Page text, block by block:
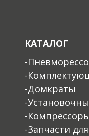
КАТАЛОГ
-
-
-Домкраты
-
-Компрессоры
-Запчасти